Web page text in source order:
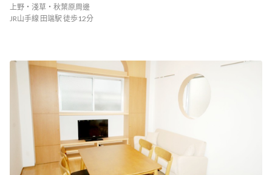
上野・淺草・秋葉原周邊
JR山手線 田端駅 徒歩12分